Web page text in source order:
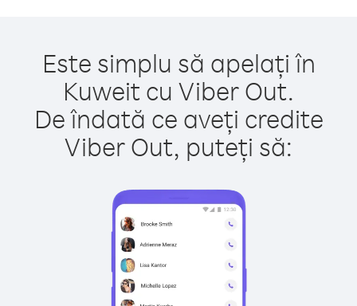
Este simplu să apelați în
Kuweit cu Viber Out.
De îndată ce aveți credite
Viber Out, puteți să: